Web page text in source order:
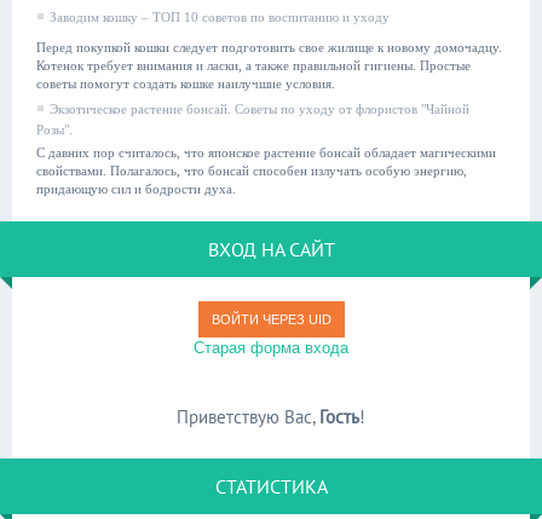
Заводим кошку – ТОП 10 советов по воспитанию и уходу
Перед покупкой кошки следует подготовить свое жилище к новому домочадцу.
Котенок требует внимания и ласки, а также правильной гигиены. Простые
советы помогут создать кошке наилучшие условия.
Экзотическое растение бонсай. Советы по уходу от флористов "Чайной
Розы".
С давних пор считалось, что японское растение бонсай обладает магическими
свойствами. Полагалось, что бонсай способен излучать особую энергию,
придающую сил и бодрости духа.
ВХОД НА САЙТ
ВОЙТИ ЧЕРЕЗ UID
Старая форма входа
Приветствую Вас, Гость!
СТАТИСТИКА